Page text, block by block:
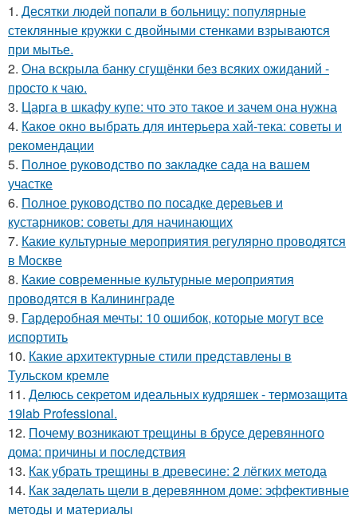
1. Десятки людей попали в больницу: популярные
стеклянные кружки с двойными стенками взрываются
при мытье.
2. Она вскрыла банку сгущёнки без всяких ожиданий -
просто к чаю.
3. Царга в шкафу купе: что это такое и зачем она нужна
4. Какое окно выбрать для интерьера хай-тека: советы и
рекомендации
5. Полное руководство по закладке сада на вашем
участке
6. Полное руководство по посадке деревьев и
кустарников: советы для начинающих
7. Какие культурные мероприятия регулярно проводятся
в Москве
8. Какие современные культурные мероприятия
проводятся в Калининграде
9. Гардеробная мечты: 10 ошибок, которые могут все
испортить
10. Какие архитектурные стили представлены в
Тульском кремле
11. Делюсь секретом идеальных кудряшек - термозащита
19lab Professional.
12. Почему возникают трещины в брусе деревянного
дома: причины и последствия
13. Как убрать трещины в древесине: 2 лёгких метода
14. Как заделать щели в деревянном доме: эффективные
методы и материалы